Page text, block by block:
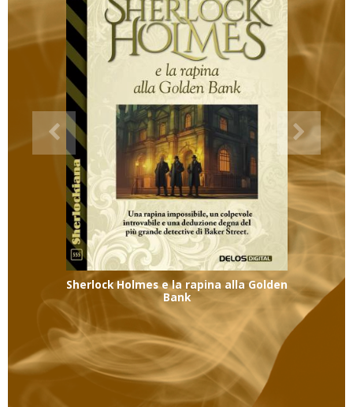
Sherlock Holmes e la rapina alla Golden
Bank